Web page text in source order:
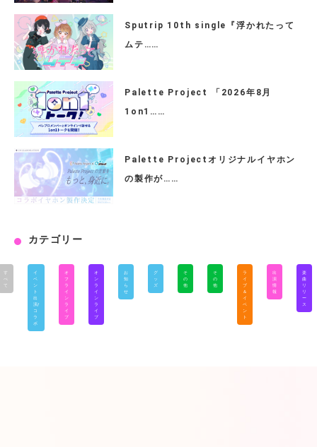
Sputrip 10th single『浮かれたって
ムテ……
Palette Project 「2026年8月
1on1……
Palette Projectオリジナルイヤホン
の製作が……
カテゴリー
す
べ
て
イ
ベ
ン
ト
出
演/
コ
ラ
ボ
オ
フ
ラ
イ
ン
ラ
イ
ブ
オ
ン
ラ
イ
ン
ラ
イ
ブ
お
知
ら
せ
グ
ッ
ズ
そ
の
他
そ
の
他
ラ
イ
ブ
＆
イ
ベ
ン
ト
出
演
情
報
楽
曲
リ
リ
ー
ス